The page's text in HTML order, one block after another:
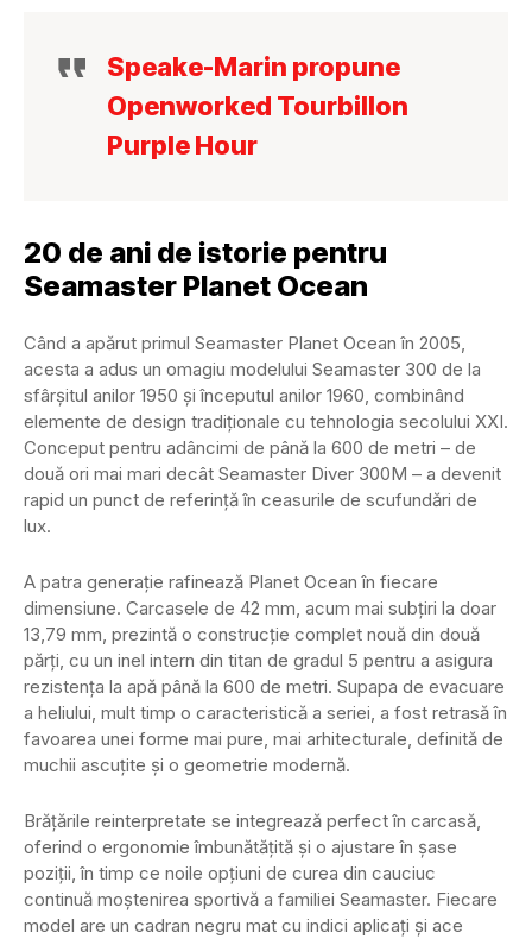
Speake-Marin propune
Openworked Tourbillon
Purple Hour
20 de ani de istorie pentru
Seamaster Planet Ocean
Când a apărut primul Seamaster Planet Ocean în 2005,
acesta a adus un omagiu modelului Seamaster 300 de la
sfârșitul anilor 1950 și începutul anilor 1960, combinând
elemente de design tradiționale cu tehnologia secolului XXI.
Conceput pentru adâncimi de până la 600 de metri – de
două ori mai mari decât Seamaster Diver 300M – a devenit
rapid un punct de referință în ceasurile de scufundări de
lux.
A patra generație rafinează Planet Ocean în fiecare
dimensiune. Carcasele de 42 mm, acum mai subțiri la doar
13,79 mm, prezintă o construcție complet nouă din două
părți, cu un inel intern din titan de gradul 5 pentru a asigura
rezistența la apă până la 600 de metri. Supapa de evacuare
a heliului, mult timp o caracteristică a seriei, a fost retrasă în
favoarea unei forme mai pure, mai arhitecturale, definită de
muchii ascuțite și o geometrie modernă.
Brățările reinterpretate se integrează perfect în carcasă,
oferind o ergonomie îmbunătățită și o ajustare în șase
poziții, în timp ce noile opțiuni de curea din cauciuc
continuă moștenirea sportivă a familiei Seamaster. Fiecare
model are un cadran negru mat cu indici aplicați și ace